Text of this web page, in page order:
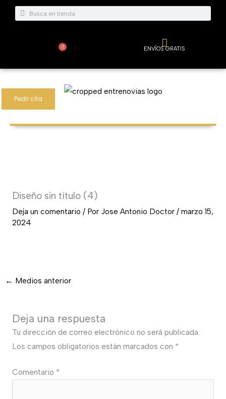
Buscar
Buscar
0
Carrito ENVÍOS GRATIS
Pedir cita
Diseño sin título (4)
Deja un comentario / Por Jose Antonio Doctor / marzo 15,
2024
← Medios anterior
Deja una respuesta
Tu dirección de correo electrónico no será publicada.
Los campos obligatorios están marcados con *
Comentario *